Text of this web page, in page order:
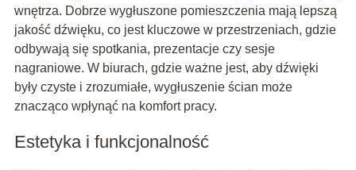
wnętrza. Dobrze wygłuszone pomieszczenia mają lepszą
jakość dźwięku, co jest kluczowe w przestrzeniach, gdzie
odbywają się spotkania, prezentacje czy sesje
nagraniowe. W biurach, gdzie ważne jest, aby dźwięki
były czyste i zrozumiałe, wygłuszenie ścian może
znacząco wpłynąć na komfort pracy.
Estetyka i funkcjonalność